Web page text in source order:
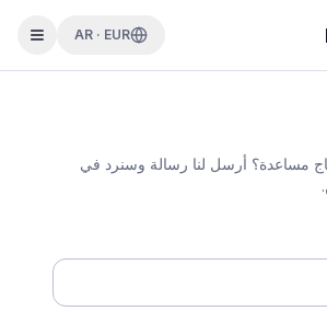
AR · EUR
مساعدة؟ أرسل لنا رسالة وسنرد في